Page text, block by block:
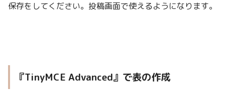
保存をしてください。投稿画面で使えるようになります。
『TinyMCE Advanced』で表の作成